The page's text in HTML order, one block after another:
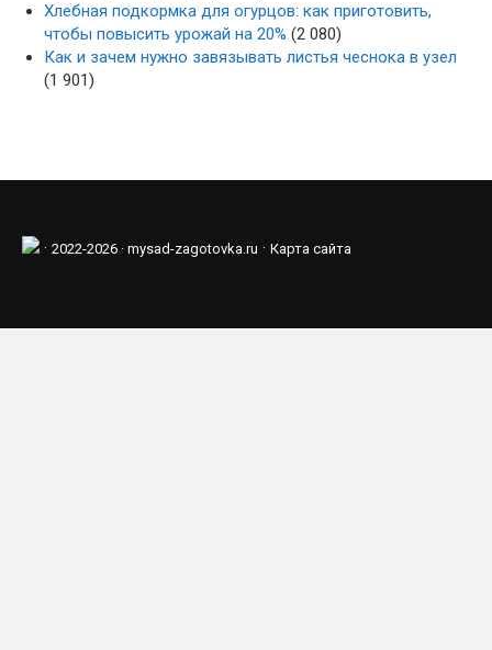
Хлебная подкормка для огурцов: как приготовить,
чтобы повысить урожай на 20% (2 080)
Как и зачем нужно завязывать листья чеснока в узел
(1 901)
· 2022-2026 · mysad-zagotovka.ru · Карта сайта